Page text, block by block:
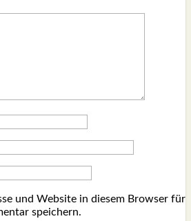
und Website in diesem Browser für
speichern.